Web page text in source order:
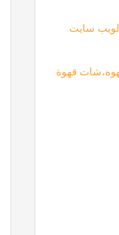
الويب سايت
قهوة